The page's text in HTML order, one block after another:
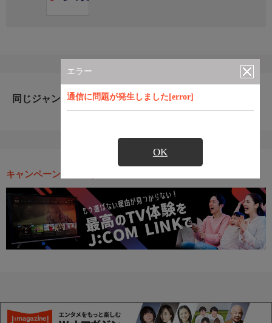
エラー
通信に問題が発生しました[error]
OK
同じジャンルのおすすめ番組
キャンペーン・お得な情報